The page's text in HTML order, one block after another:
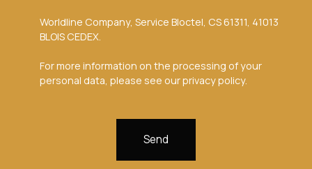
Worldline Company, Service Bloctel, CS 61311, 41013
BLOIS CEDEX.
For more information on the processing of your
personal data, please see ourprivacy policy.
Send